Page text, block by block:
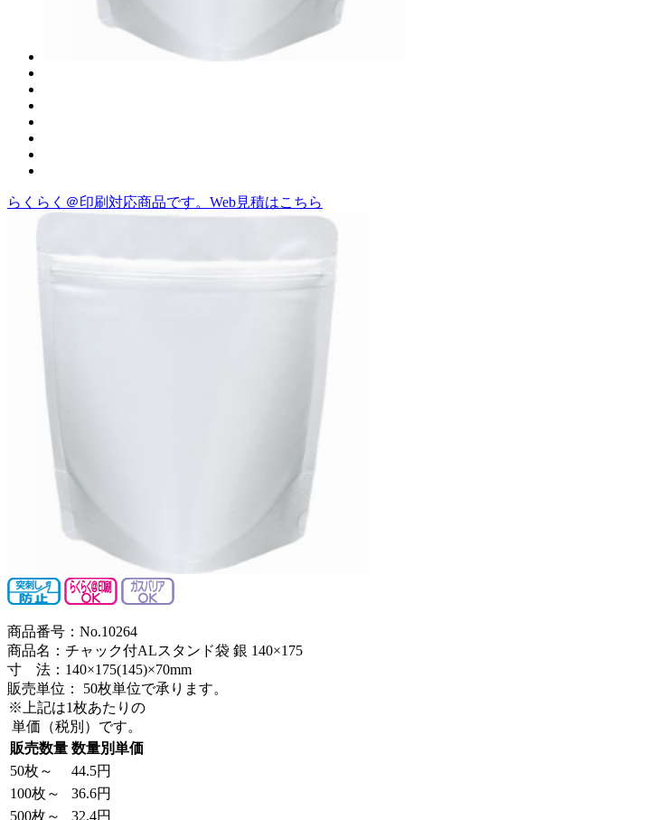
らくらく＠印刷対応商品です。 Web見積はこちら
商品番号：No.10264
商品名：チャック付ALスタンド袋 銀 140×175
寸 法：140×175(145)×70mm
販売単位：
50枚単位で承ります。
※上記は1枚あたりの
単価（税別）です。
販売数量 数量別単価
50枚～
44.5円
100枚～
36.6円
500枚～
32.4円